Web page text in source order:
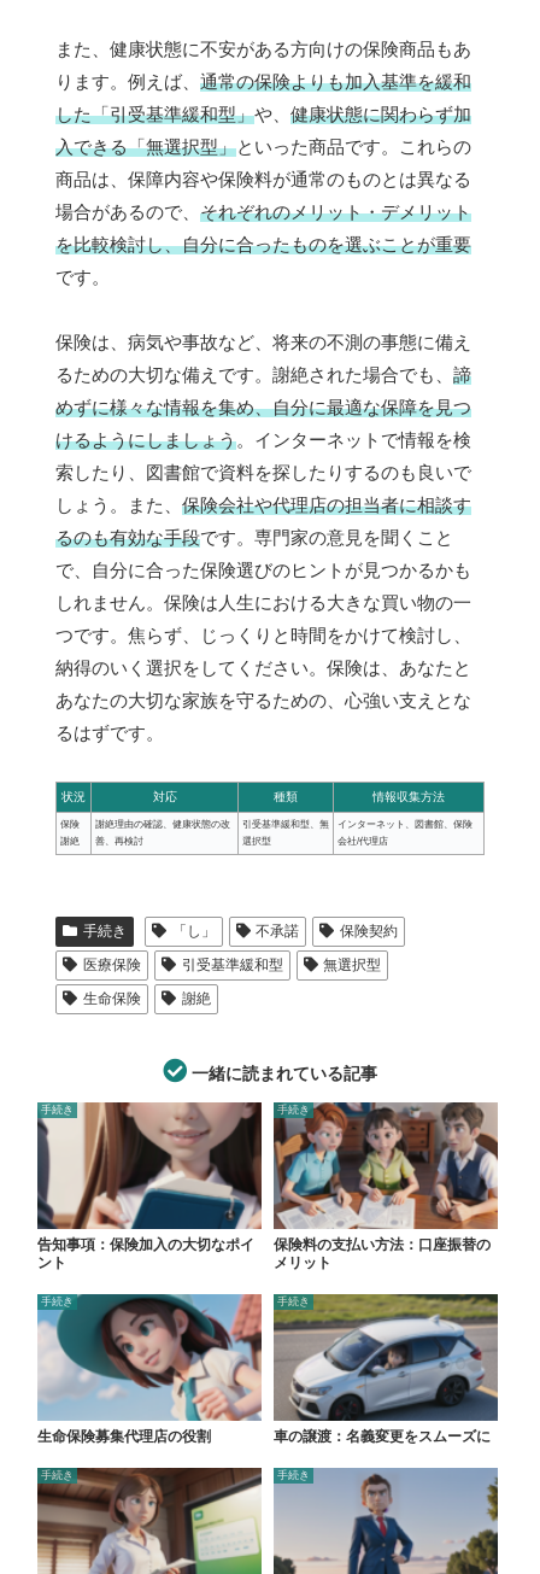
また、健康状態に不安がある方向けの保険商品もあ
ります。例えば、 通常の保険よりも加入基準を緩和
した「引受基準緩和型」や、 健康状態に関わらず加
入できる「無選択型」といった商品です。これらの
商品は、保障内容や保険料が通常のものとは異なる
場合があるので、 それぞれのメリット・デメリット
を比較検討し、自分に合ったものを選ぶことが重要
です。
保険は、病気や事故など、将来の不測の事態に備え
るための大切な備えです。謝絶された場合でも、 諦
めずに様々な情報を集め、自分に最適な保障を見つ
けるようにしましょう。インターネットで情報を検
索したり、図書館で資料を探したりするのも良いで
しょう。また、 保険会社や代理店の担当者に相談す
るのも有効な手段です。専門家の意見を聞くこと
で、自分に合った保険選びのヒントが見つかるかも
しれません。保険は人生における大きな買い物の一
つです。焦らず、じっくりと時間をかけて検討し、
納得のいく選択をしてください。保険は、あなたと
あなたの大切な家族を守るための、心強い支えとな
るはずです。
状況 対応 種類 情報収集方法
保険
謝絶
謝絶理由の確認、健康状態の改
善、再検討
引受基準緩和型、無
選択型
インターネット、図書館、保険
会社/代理店
手続き 「し」 不承諾
保険契約
医療保険
引受基準緩和型
無選択型
生命保険
謝絶
一緒に読まれている記事
手続き
告知事項：保険加入の大切なポイ
ント
手続き
保険料の支払い方法：口座振替の
メリット
手続き
生命保険募集代理店の役割
手続き
車の譲渡：名義変更をスムーズに
手続き 手続き